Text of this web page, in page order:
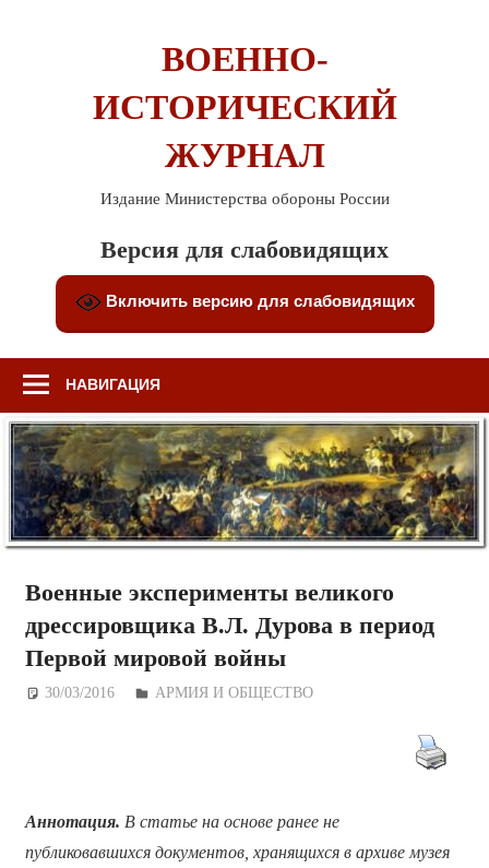
ВОЕННО-
ИСТОРИЧЕСКИЙ
ЖУРНАЛ
Издание Министерства обороны России
Версия для слабовидящих
Включить версию для слабовидящих
НАВИГАЦИЯ
Военные эксперименты великого
дрессировщика В.Л. Дурова в период
Первой мировой войны
30/03/2016 Дежурный по Редакции
АРМИЯ И ОБЩЕСТВО
Аннотация. В статье на основе ранее не
публиковавшихся документов, хранящихся в архиве музея